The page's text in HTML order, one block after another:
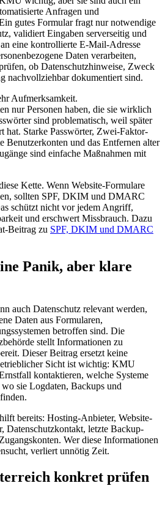
Anfragen und
gutes Formular fragt nur notwendige
validiert Eingaben serverseitig und
eine kontrollierte E-Mail-Adresse
Daten verarbeiten,
ob Datenschutzhinweise, Zweck
nachvollziehbar dokumentiert sind.
Aufmerksamkeit.
nur Personen haben, die sie wirklich
sind problematisch, weil später
hat. Starke Passwörter, Zwei-Faktor-
Benutzerkonten und das Entfernen alter
sind einfache Maßnahmen mit
Kette. Wenn Website-Formulare
sollten SPF, DKIM und DMARC
schützt nicht vor jedem Angriff,
und erschwert Missbrauch. Dazu
Beitrag zu SPF, DKIM und DMARC
Panik, aber klare
auch Datenschutz relevant werden,
Daten aus Formularen,
betroffen sind. Die
stellt Informationen zu
Dieser Beitrag ersetzt keine
Sicht ist wichtig: KMU
kontaktieren, welche Systeme
sie Logdaten, Backups und
bereits: Hosting-Anbieter, Website-
Datenschutzkontakt, letzte Backup-
Wer diese Informationen
verliert unnötig Zeit.
konkret prüfen